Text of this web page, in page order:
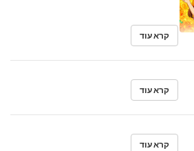
קרא עוד
קרא עוד
קרא עוד